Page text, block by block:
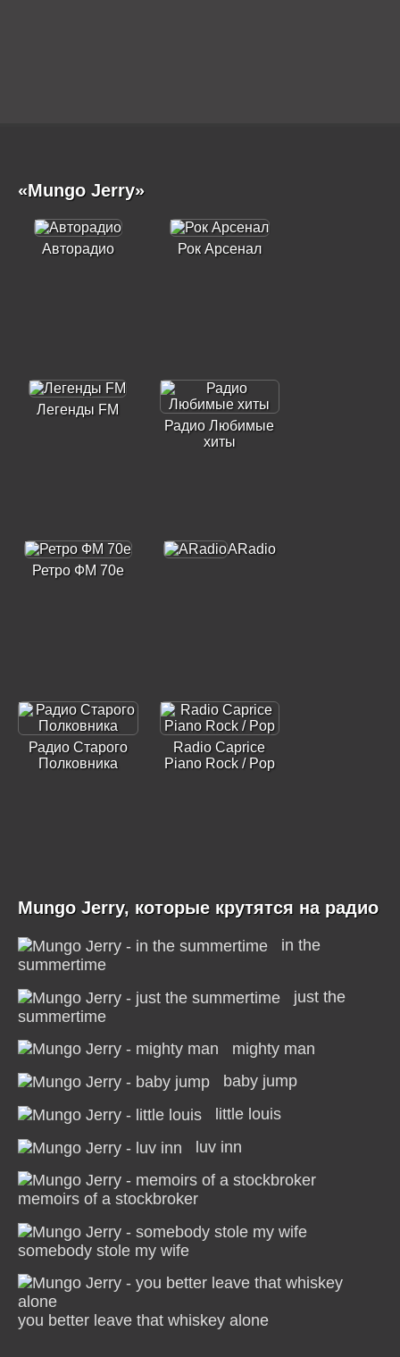
«Mungo Jerry»
Авторадио Рок Арсенал
Легенды FM
Радио Любимые
хиты
Ретро ФМ 70е
ARadio
Радио Старого
Полковника
Radio Caprice
Piano Rock / Pop
Mungo Jerry, которые крутятся на радио
in the
summertime
just the
summertime
mighty man
baby jump
little louis
luv inn
memoirs of a stockbroker
somebody stole my wife
you better leave that whiskey alone